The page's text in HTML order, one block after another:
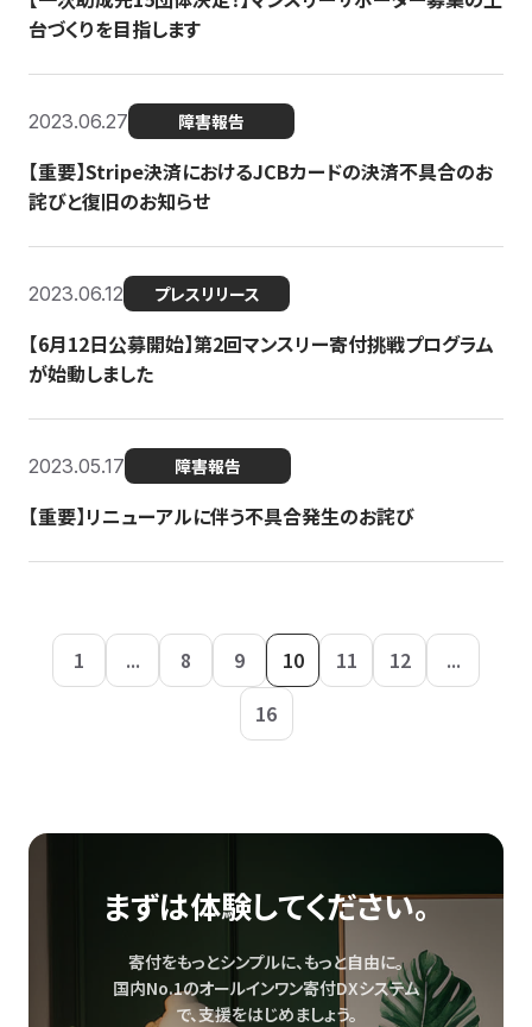
台づくりを目指します
2023.06.27 障害報告
【重要】Stripe決済におけるJCBカードの決済不具合のお
詫びと復旧のお知らせ
2023.06.12 プレスリリース
【6月12日公募開始】第2回マンスリー寄付挑戦プログラム
が始動しました
2023.05.17 障害報告
【重要】リニューアルに伴う不具合発生のお詫び
1 ... 8 9 10 11 12
...
16
まずは体験してください。
寄付をもっとシンプルに、もっと自由に。
国内No.1のオールインワン寄付DXシステム
で、支援をはじめましょう。